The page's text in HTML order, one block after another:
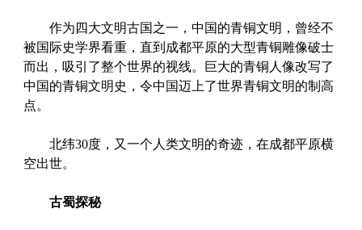
作为四大文明古国之一，中国的青铜文明，曾经不
被国际史学界看重，直到成都平原的大型青铜雕像破士
而出，吸引了整个世界的视线。巨大的青铜人像改写了
中国的青铜文明史，令中国迈上了世界青铜文明的制高
点。
北纬30度，又一个人类文明的奇迹，在成都平原横
空出世。
古蜀探秘